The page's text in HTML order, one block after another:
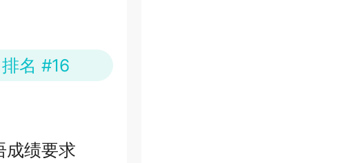
名 #16
成绩要求